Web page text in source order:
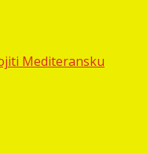
Mediteransku